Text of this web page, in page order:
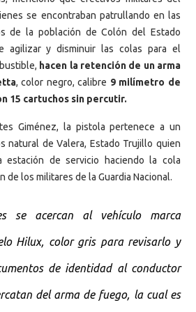
se encontraban patrullando en las
de la población de Colón del Estado
agilizar y disminuir las colas para el
hacen la retención de un arma
, color negro, calibre 9 milímetro de
15 cartuchos sin percutir.
Giménez, la pistola pertenece a un
natural de Valera, Estado Trujillo quien
estación de servicio haciendo la cola
de los militares de la Guardia Nacional.
se acercan al vehículo marca
Hilux, color gris para revisarlo y
de identidad al conductor
del arma de fuego, la cual es